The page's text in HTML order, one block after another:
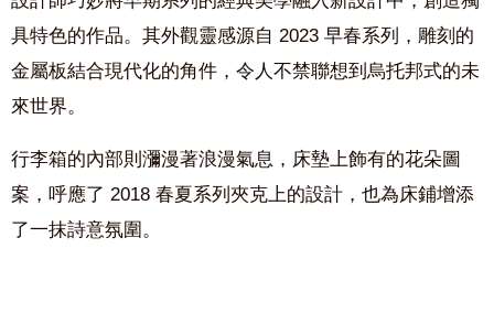
具特色的作品。其外觀靈感源自 2023 早春系列，雕刻的
金屬板結合現代化的角件，令人不禁聯想到烏托邦式的未
來世界。
行李箱的內部則瀰漫著浪漫氣息，床墊上飾有的花朵圖
案，呼應了 2018 春夏系列夾克上的設計，也為床鋪增添
了一抹詩意氛圍。